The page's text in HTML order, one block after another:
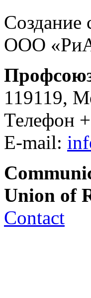
Создание
ООО
119119,
Телефон
E-mail:
Union of
Contact